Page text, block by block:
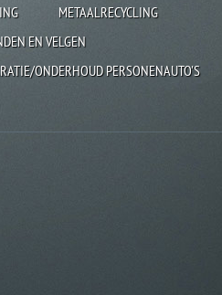
METAALRECYCLING
EN VELGEN
ONDERHOUD PERSONENAUTO'S